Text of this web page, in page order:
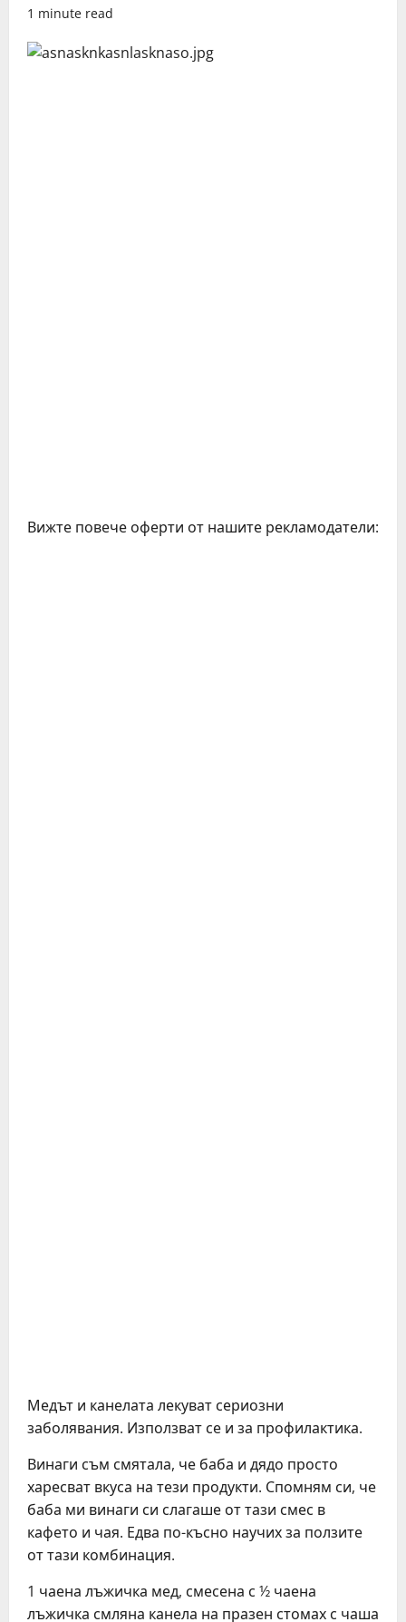
1 minute read
Вижте повече оферти от нашите рекламодатели:
Медът и канелата лекуват сериозни
заболявания. Използват се и за профилактика.
Винаги съм смятала, че баба и дядо просто
харесват вкуса на тези продукти. Спомням си, че
баба ми винаги си слагаше от тази смес в
кафето и чая. Едва по-късно научих за ползите
от тази комбинация.
1 чаена лъжичка мед, смесена с ½ чаена
лъжичка смляна канела на празен стомах с чаша